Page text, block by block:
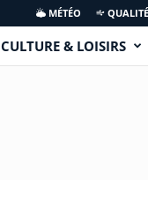
MÉTÉO
CULTURE & LOISIRS